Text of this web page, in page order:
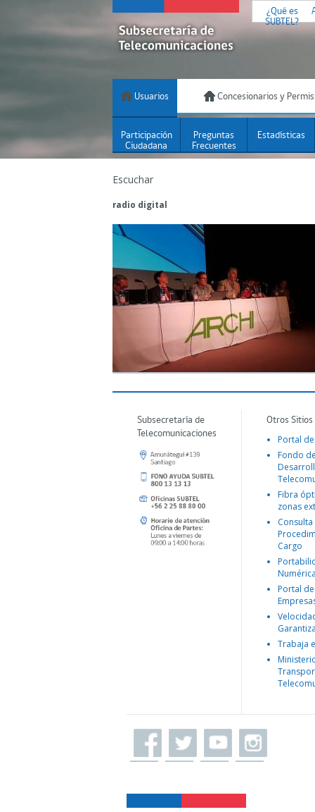
¿Qué es
SUBTEL?
Usuarios Concesionarios y
Participación
Ciudadana
Preguntas
Frecuentes
Estadísticas
Escuchar
radio digital
Subsecretaría de
Telecomunicaciones
Otros
Portal
Fondo
Fibra
zonas
Consulta
Cargo
Portal
Trabaja